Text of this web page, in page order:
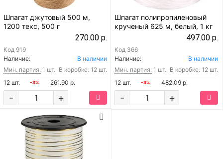
Шпагат джутовый 500 м,
1200 текс, 500 г
270.00 р.
Код 919
Наличие:
В наличии
Мин. партия: 1 шт. В коробке: 12 шт.
12 шт.
-3% 261.90 р.
+
-
Шпагат полипропиленовый
крученый 625 м, белый, 1 кг
497.00 р.
Код 366
Наличие:
В наличии
Мин. партия: 1 шт. В коробке: 12 шт.
12 шт.
-3% 482.09 р.
+
-